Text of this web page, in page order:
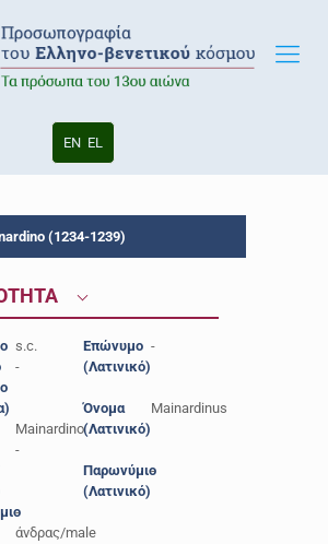
EN EL
(1234-1239)
s.c.
-
Mainardino
-
-
άνδρας/male
Επώνυμο
(Λατινικό)
-
Όνομα
(Λατινικό)
Mainardinus
Παρωνύμιο
(Λατινικό)
-